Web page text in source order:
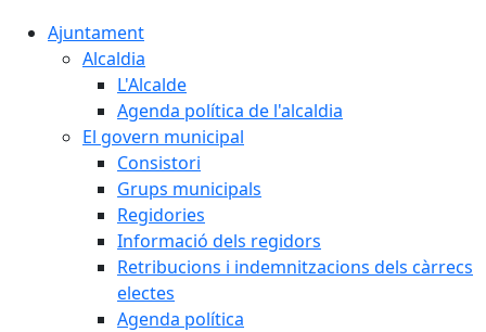
Ajuntament
Alcaldia
L'Alcalde
Agenda política de l'alcaldia
El govern municipal
Consistori
Grups municipals
Regidories
Informació dels regidors
Retribucions i indemnitzacions dels càrrecs
electes
Agenda política